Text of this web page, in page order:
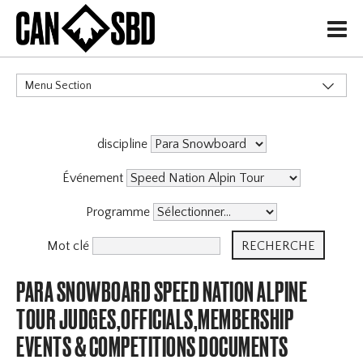
H
Menu Section
discipline
Événement
Programme
Mot clé
PARA SNOWBOARD SPEED NATION ALPINE
TOUR JUDGES,OFFICIALS,MEMBERSHIP
EVENTS & COMPETITIONS DOCUMENTS